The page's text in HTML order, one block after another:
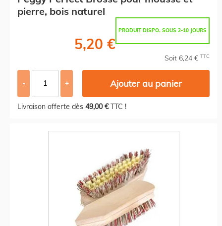
pierre, bois naturel
PRODUIT DISPO. SOUS 2-10 JOURS
5,20 €
Soit 6,24 € TTC
- + Ajouter au panier
Livraison offerte dès 49,00 €TTC !